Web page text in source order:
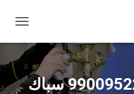
ب
د
ل
ا
فني صحي بنيدر 99009522 سباك